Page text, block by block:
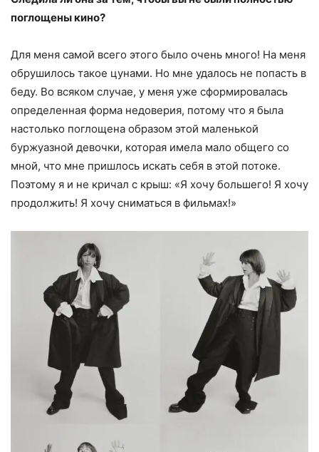
поглощены кино?
Для меня самой всего этого было очень много! На меня
обрушилось такое цунами. Но мне удалось не попасть в
беду. Во всяком случае, у меня уже сформировалась
определенная форма недоверия, потому что я была
настолько поглощена образом этой маленькой
буржуазной девочки, которая имела мало общего со
мной, что мне пришлось искать себя в этой потоке.
Поэтому я и не кричал с крыш: «Я хочу большего! Я хочу
продолжить! Я хочу сниматься в фильмах!»